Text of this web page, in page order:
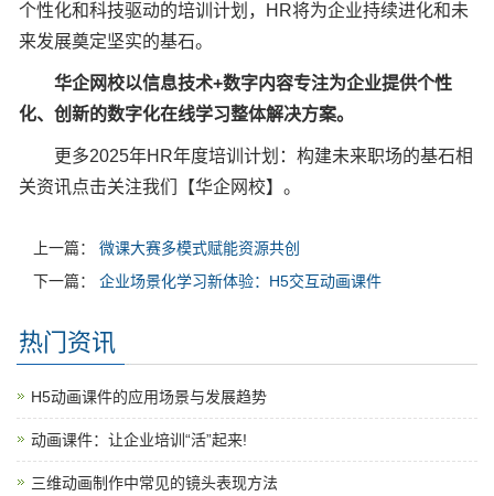
个性化和科技驱动的培训计划，HR将为企业持续进化和未
来发展奠定坚实的基石。
华企网校以信息技术+数字内容专注为企业提供个性
化、创新的数字化在线学习整体解决方案。
更多2025年HR年度培训计划：构建未来职场的基石相
关资讯点击关注我们【华企网校】。
上一篇： 微课大赛多模式赋能资源共创
下一篇： 企业场景化学习新体验：H5交互动画课件
热门资讯
H5动画课件的应用场景与发展趋势
动画课件：让企业培训“活”起来!
三维动画制作中常见的镜头表现方法